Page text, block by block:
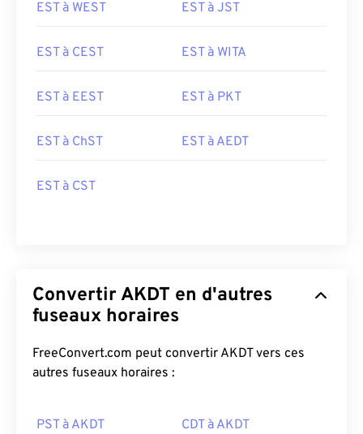
EST à WEST EST à JST
EST à CEST EST à WITA
EST à EEST EST à PKT
EST à ChST EST à AEDT
EST à CST
Convertir AKDT en d'autres
fuseaux horaires
FreeConvert.com peut convertir AKDT vers ces
autres fuseaux horaires :
PST à AKDT CDT à AKDT